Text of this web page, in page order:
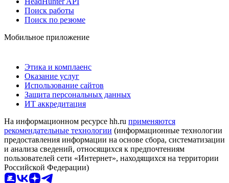
Поиск работы
Поиск по резюме
Мобильное приложение
Этика и комплаенс
Оказание услуг
Использование сайтов
Защита персональных данных
ИТ аккредитация
На информационном ресурсе hh.ru применяются
рекомендательные технологии (информационные технологии
предоставления информации на основе сбора, систематизации
и анализа сведений, относящихся к предпочтениям
пользователей сети «Интернет», находящихся на территории
Российской Федерации)